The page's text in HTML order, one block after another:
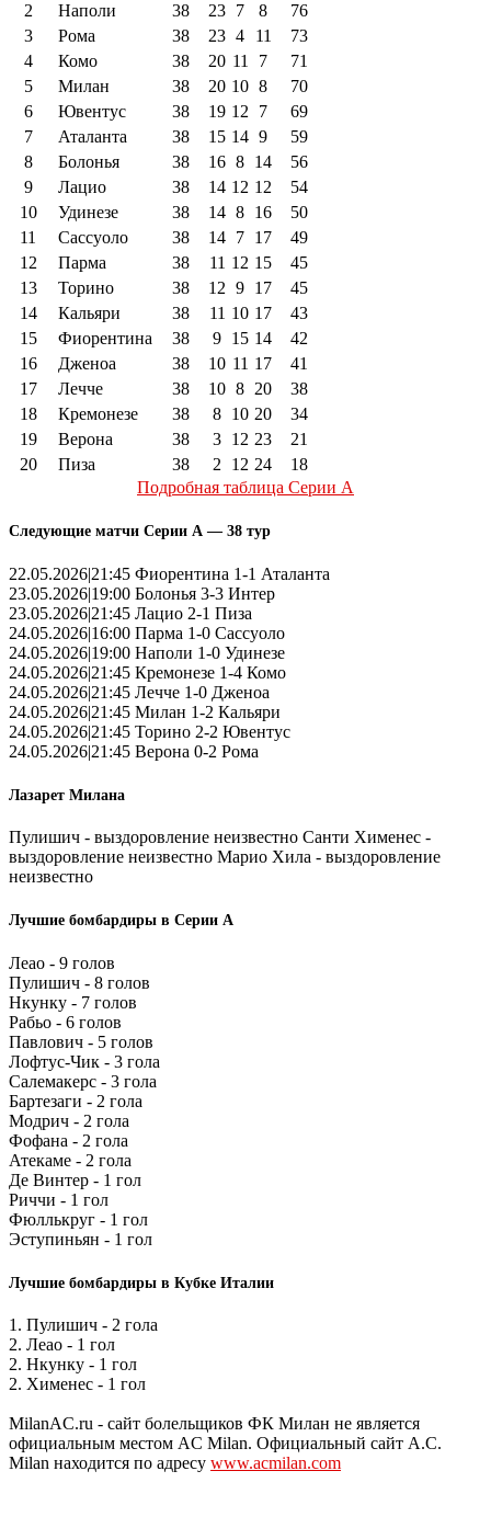
2
Наполи 38 23 7 8
76
3
Рома 38 23 4 11
73
4
Комо 38 20 11 7
71
5
Милан 38 20 10 8
70
6
Ювентус 38 19 12 7
69
7
Аталанта 38 15 14 9
59
8
Болонья 38 16 8 14
56
9
Лацио 38 14 12 12
54
10
Удинезе 38 14 8 16
50
11
Сассуоло 38 14 7 17
49
12
Парма 38 11 12 15
45
13
Торино 38 12 9 17
45
14
Кальяри 38 11 10 17
43
15
Фиорентина 38 9 15 14
42
16
Дженоа 38 10 11 17
41
17
Лечче 38 10 8 20
38
18
Кремонезе 38 8 10 20
34
19
Верона 38 3 12 23
21
20
Пиза 38 2 12 24
18
Подробная таблица Серии А
Следующие матчи Серии А — 38 тур
22.05.2026|21:45 Фиорентина 1-1 Аталанта
23.05.2026|19:00 Болонья 3-3 Интер
23.05.2026|21:45 Лацио 2-1 Пиза
24.05.2026|16:00 Парма 1-0 Сассуоло
24.05.2026|19:00 Наполи 1-0 Удинезе
24.05.2026|21:45 Кремонезе 1-4 Комо
24.05.2026|21:45 Лечче 1-0 Дженоа
24.05.2026|21:45 Милан 1-2 Кальяри
24.05.2026|21:45 Торино 2-2 Ювентус
24.05.2026|21:45 Верона 0-2 Рома
Лазарет Милана
Пулишич - выздоровление неизвестно Санти Хименес -
выздоровление неизвестно Марио Хила - выздоровление
неизвестно
Лучшие бомбардиры в Серии А
Леао - 9 голов
Пулишич - 8 голов
Нкунку - 7 голов
Рабьо - 6 голов
Павлович - 5 голов
Лофтус-Чик - 3 гола
Салемакерс - 3 гола
Бартезаги - 2 гола
Модрич - 2 гола
Фофана - 2 гола
Атекаме - 2 гола
Де Винтер - 1 гол
Риччи - 1 гол
Фюллькруг - 1 гол
Эступиньян - 1 гол
Лучшие бомбардиры в Кубке Италии
1. Пулишич - 2 гола
2. Леао - 1 гол
2. Нкунку - 1 гол
2. Хименес - 1 гол
MilanAC.ru - сайт болельщиков ФК Милан не является
официальным местом AC Milan. Официальный сайт A.C.
Milan находится по адресу www.acmilan.com